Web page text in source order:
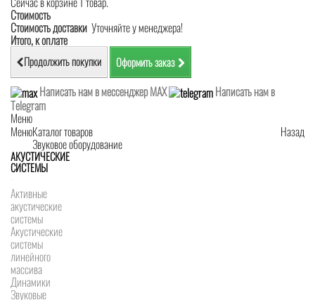
Стоимость
Стоимость доставки Уточняйте у менеджера!
Итого, к оплате
Продолжить покупки Оформить заказ
Написать нам в мессенджер MAX
Написать нам в
Telegram
Меню
Меню Назад
Каталог товаров
Звуковое оборудование
АКУСТИЧЕСКИЕ
СИСТЕМЫ
Активные
акустические
системы
Акустические
системы
линейного
массива
Динамики
Звуковые